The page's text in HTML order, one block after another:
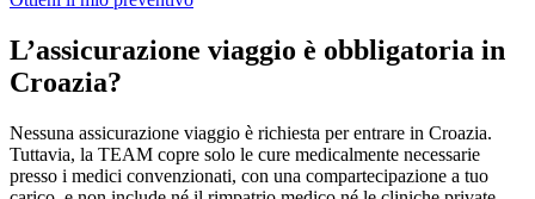
L’assicurazione viaggio è obbligatoria in
Croazia?
Nessuna assicurazione viaggio è richiesta per entrare in Croazia.
Tuttavia, la TEAM copre solo le cure medicalmente necessarie
presso i medici convenzionati, con una compartecipazione a tuo